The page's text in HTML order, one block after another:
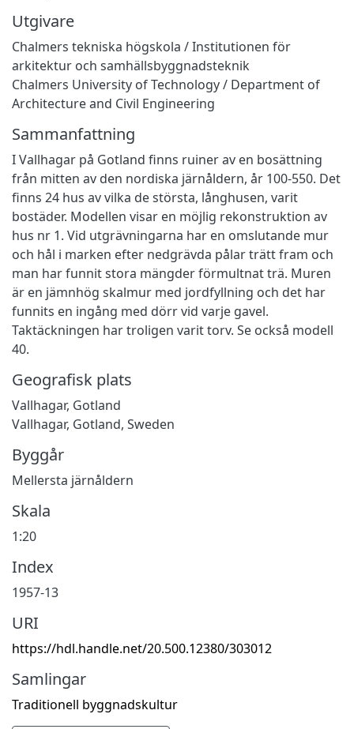
Utgivare
Chalmers tekniska högskola / Institutionen för
arkitektur och samhällsbyggnadsteknik
Chalmers University of Technology / Department of
Architecture and Civil Engineering
Sammanfattning
I Vallhagar på Gotland finns ruiner av en bosättning
från mitten av den nordiska järnåldern, år 100-550. Det
finns 24 hus av vilka de största, långhusen, varit
bostäder. Modellen visar en möjlig rekonstruktion av
hus nr 1. Vid utgrävningarna har en omslutande mur
och hål i marken efter nedgrävda pålar trätt fram och
man har funnit stora mängder förmultnat trä. Muren
är en jämnhög skalmur med jordfyllning och det har
funnits en ingång med dörr vid varje gavel.
Taktäckningen har troligen varit torv. Se också modell
40.
Geografisk plats
Vallhagar, Gotland
Vallhagar, Gotland, Sweden
Byggår
Mellersta järnåldern
Skala
1:20
Index
1957-13
URI
https://hdl.handle.net/20.500.12380/303012
Samlingar
Traditionell byggnadskultur